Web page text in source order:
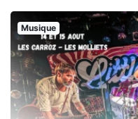
Musique